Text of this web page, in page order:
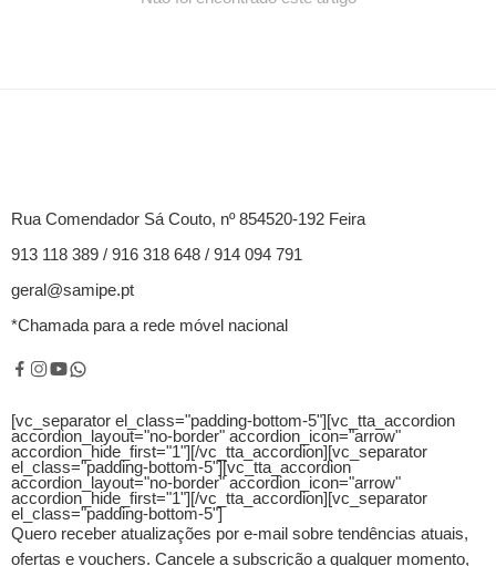
Rua Comendador Sá Couto, nº 854520-192 Feira
913 118 389 / 916 318 648 / 914 094 791
geral@samipe.pt
*Chamada para a rede móvel nacional
[vc_separator el_class="padding-bottom-5"][vc_tta_accordion
accordion_layout="no-border" accordion_icon="arrow"
accordion_hide_first="1"] [/vc_tta_accordion][vc_separator
el_class="padding-bottom-5"][vc_tta_accordion
accordion_layout="no-border" accordion_icon="arrow"
accordion_hide_first="1"] [/vc_tta_accordion][vc_separator
el_class="padding-bottom-5"]
Quero receber atualizações por e-mail sobre tendências atuais,
ofertas e vouchers. Cancele a subscrição a qualquer momento,